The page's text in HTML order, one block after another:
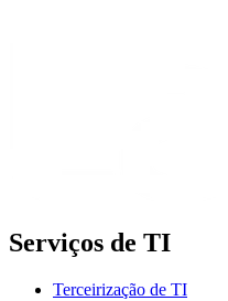
Serviços de TI
Terceirização de TI